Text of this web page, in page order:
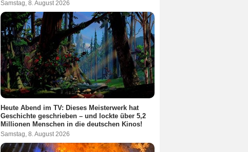
Samstag, 8. August 2026
Heute Abend im TV: Dieses Meisterwerk hat
Geschichte geschrieben – und lockte über 5,2
Millionen Menschen in die deutschen Kinos!
Samstag, 8. August 2026